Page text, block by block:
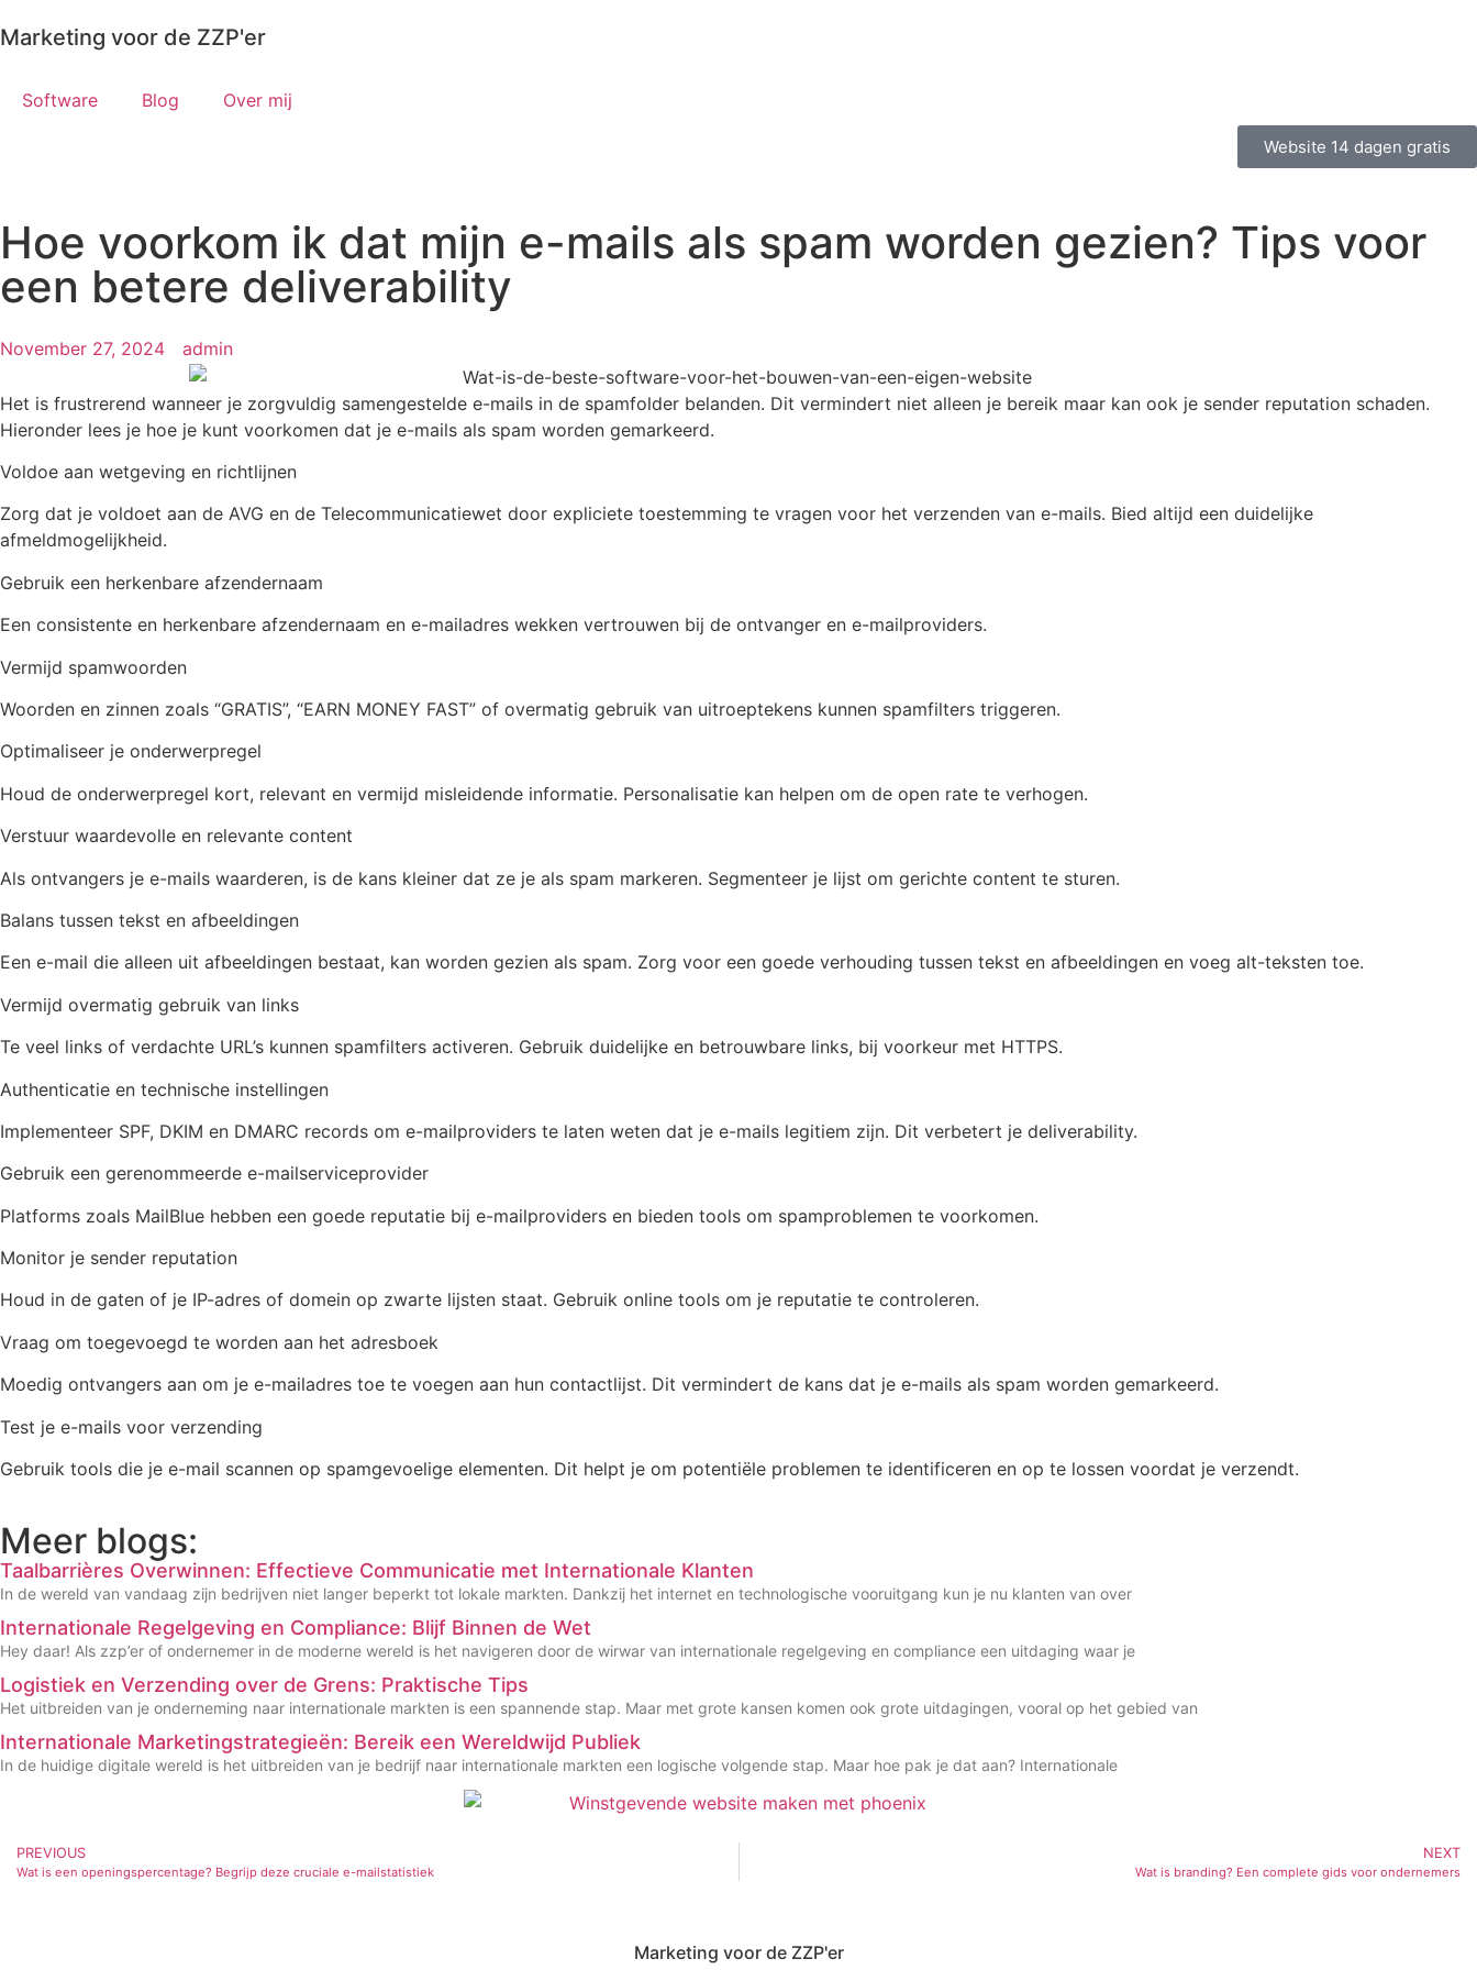
Marketing voor de ZZP'er
Software Blog Over mij
Website 14 dagen gratis
Hoe voorkom ik dat mijn e-mails als spam worden gezien? Tips voor
een betere deliverability
November 27, 2024 admin
Het is frustrerend wanneer je zorgvuldig samengestelde e-mails in de spamfolder belanden. Dit vermindert niet alleen je bereik maar kan ook je sender reputation schaden.
Hieronder lees je hoe je kunt voorkomen dat je e-mails als spam worden gemarkeerd.
Voldoe aan wetgeving en richtlijnen
Zorg dat je voldoet aan de AVG en de Telecommunicatiewet door expliciete toestemming te vragen voor het verzenden van e-mails. Bied altijd een duidelijke
afmeldmogelijkheid.
Gebruik een herkenbare afzendernaam
Een consistente en herkenbare afzendernaam en e-mailadres wekken vertrouwen bij de ontvanger en e-mailproviders.
Vermijd spamwoorden
Woorden en zinnen zoals “GRATIS”, “EARN MONEY FAST” of overmatig gebruik van uitroeptekens kunnen spamfilters triggeren.
Optimaliseer je onderwerpregel
Houd de onderwerpregel kort, relevant en vermijd misleidende informatie. Personalisatie kan helpen om de open rate te verhogen.
Verstuur waardevolle en relevante content
Als ontvangers je e-mails waarderen, is de kans kleiner dat ze je als spam markeren. Segmenteer je lijst om gerichte content te sturen.
Balans tussen tekst en afbeeldingen
Een e-mail die alleen uit afbeeldingen bestaat, kan worden gezien als spam. Zorg voor een goede verhouding tussen tekst en afbeeldingen en voeg alt-teksten toe.
Vermijd overmatig gebruik van links
Te veel links of verdachte URL’s kunnen spamfilters activeren. Gebruik duidelijke en betrouwbare links, bij voorkeur met HTTPS.
Authenticatie en technische instellingen
Implementeer SPF, DKIM en DMARC records om e-mailproviders te laten weten dat je e-mails legitiem zijn. Dit verbetert je deliverability.
Gebruik een gerenommeerde e-mailserviceprovider
Platforms zoals MailBlue hebben een goede reputatie bij e-mailproviders en bieden tools om spamproblemen te voorkomen.
Monitor je sender reputation
Houd in de gaten of je IP-adres of domein op zwarte lijsten staat. Gebruik online tools om je reputatie te controleren.
Vraag om toegevoegd te worden aan het adresboek
Moedig ontvangers aan om je e-mailadres toe te voegen aan hun contactlijst. Dit vermindert de kans dat je e-mails als spam worden gemarkeerd.
Test je e-mails voor verzending
Gebruik tools die je e-mail scannen op spamgevoelige elementen. Dit helpt je om potentiële problemen te identificeren en op te lossen voordat je verzendt.
Meer blogs:
Taalbarrières Overwinnen: Effectieve Communicatie met Internationale Klanten
In de wereld van vandaag zijn bedrijven niet langer beperkt tot lokale markten. Dankzij het internet en technologische vooruitgang kun je nu klanten van over
Internationale Regelgeving en Compliance: Blijf Binnen de Wet
Hey daar! Als zzp’er of ondernemer in de moderne wereld is het navigeren door de wirwar van internationale regelgeving en compliance een uitdaging waar je
Logistiek en Verzending over de Grens: Praktische Tips
Het uitbreiden van je onderneming naar internationale markten is een spannende stap. Maar met grote kansen komen ook grote uitdagingen, vooral op het gebied van
Internationale Marketingstrategieën: Bereik een Wereldwijd Publiek
In de huidige digitale wereld is het uitbreiden van je bedrijf naar internationale markten een logische volgende stap. Maar hoe pak je dat aan? Internationale
PREVIOUS
Wat is een openingspercentage? Begrijp deze cruciale e-mailstatistiek
NEXT
Wat is branding? Een complete gids voor ondernemers
Marketing voor de ZZP'er